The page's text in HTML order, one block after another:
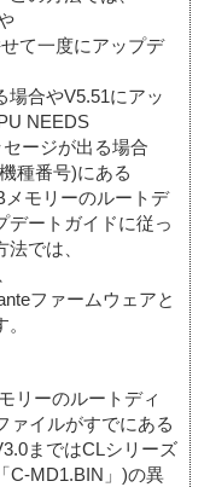
て一度にアップデ
場合やV5.51にアッ
NEEDS
ージが出る場合
種番号)にある
メモリーのルートデ
デートガイドに従っ
では、
ファームウェアと
リーのルートディ
ァイルがすでにある
まではCLシリーズ
C-MD1.BIN」)の異